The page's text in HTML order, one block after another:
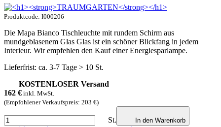
Produktcode: I000206
Die Mapa Bianco Tischleuchte mit rundem Schirm aus
mundgeblasenem Glas Glas ist ein schöner Blickfang in jedem
Interieur. Wir empfehlen den Kauf einer Energiesparlampe.
Lieferfrist: ca. 3-7 Tage > 10 St.
KOSTENLOSER Versand
162 € inkl. MwSt.
(Empfohlener Verkaufspreis: 203 €)
St. In den Warenkorb